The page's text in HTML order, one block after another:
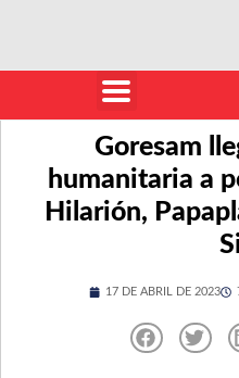
Goresam
humanitaria a
Hilarión,
17 DE ABRIL DE 2023